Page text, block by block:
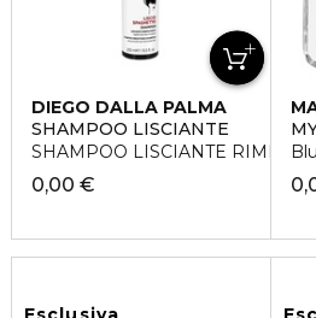
DIEGO DALLA PALMA
SHAMPOO LISCIANTE
SHAMPOO LISCIANTE
0,00 €